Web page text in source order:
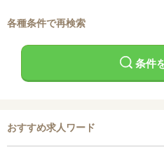
各種条件で再検索
条件
おすすめ求人ワード